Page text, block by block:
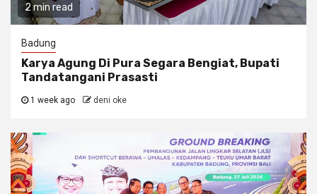
2 min read
Badung
Karya Agung Di Pura Segara Bengiat, Bupati
Tandatangani Prasasti
1 week ago deni oke